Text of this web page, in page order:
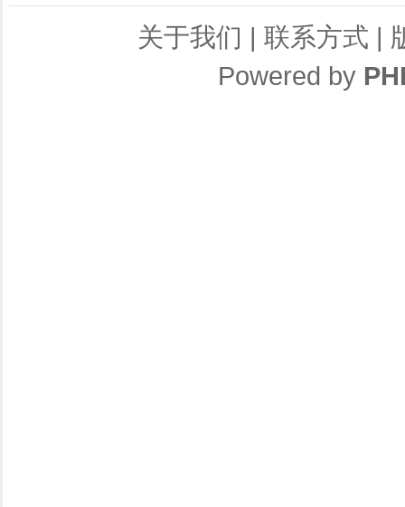
关于我们 | 联系方式 |
Powered by